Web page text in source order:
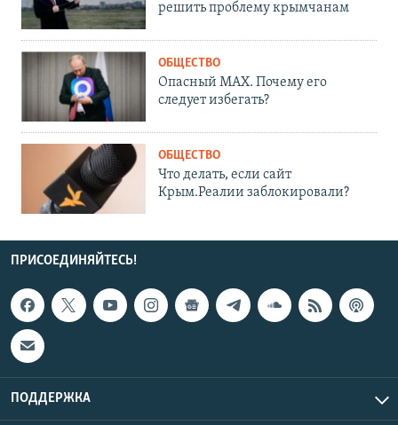
решить проблему крымчанам
ОБЩЕСТВО
Опасный MAX. Почему его
следует избегать?
ОБЩЕСТВО
Что делать, если сайт
Крым.Реалии заблокировали?
ПРИСОЕДИНЯЙТЕСЬ!
ПОДДЕРЖКА